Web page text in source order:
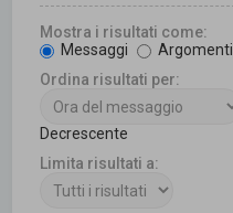
Mostra i risultati come:
Messaggi
Argomenti
Ordina risultati per:
Decrescente
Limita risultati a: